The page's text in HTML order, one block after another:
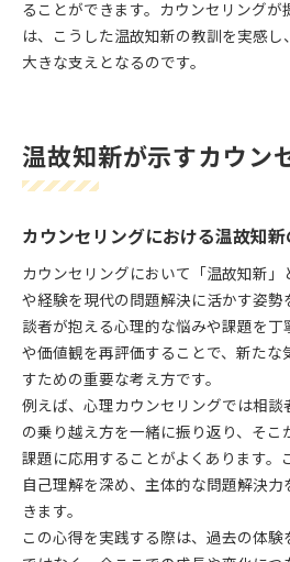
ることができます。カウンセリングが
は、こうした温故知新の教訓を実感
大きな支えとなるのです。
温故知新が示すカウン
カウンセリングにおける温故知
カウンセリングにおいて「温故知新
や経験を現代の問題解決に活かす姿勢
談者が抱える心理的な悩みや課題を
や価値観を再評価することで、新たな
すための重要な考え方です。
例えば、心理カウンセリングでは相談
の乗り越え方を一緒に振り返り、そこ
課題に応用することがよくあります。
自己理解を深め、主体的な問題解決
きます。
この心得を実践する際は、過去の体